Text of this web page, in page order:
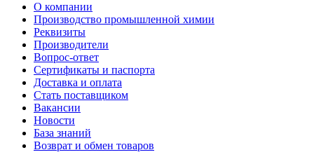
О компании
Производство промышленной химии
Реквизиты
Производители
Вопрос-ответ
Сертификаты и паспорта
Доставка и оплата
Стать поставщиком
Вакансии
Новости
База знаний
Возврат и обмен товаров